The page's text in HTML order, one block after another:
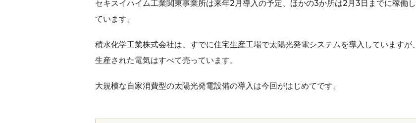
セキスイハイム工業関東事業所は来年2月導入の予定、ほかの3か所は2月3日までに稼働し
ています。
積水化学工業株式会社は、すでに住宅生産工場で太陽光発電システムを導入していますが、
生産された電気はすべて売っています。
大規模な自家消費型の太陽光発電設備の導入は今回がはじめてです。